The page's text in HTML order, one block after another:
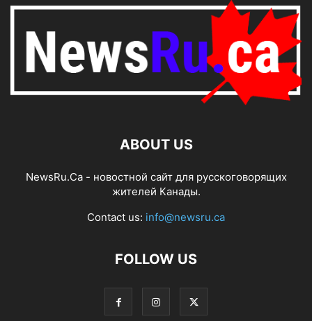
ABOUT US
NewsRu.Ca - новостной сайт для русскоговорящих
жителей Канады.
Contact us: info@newsru.ca
FOLLOW US